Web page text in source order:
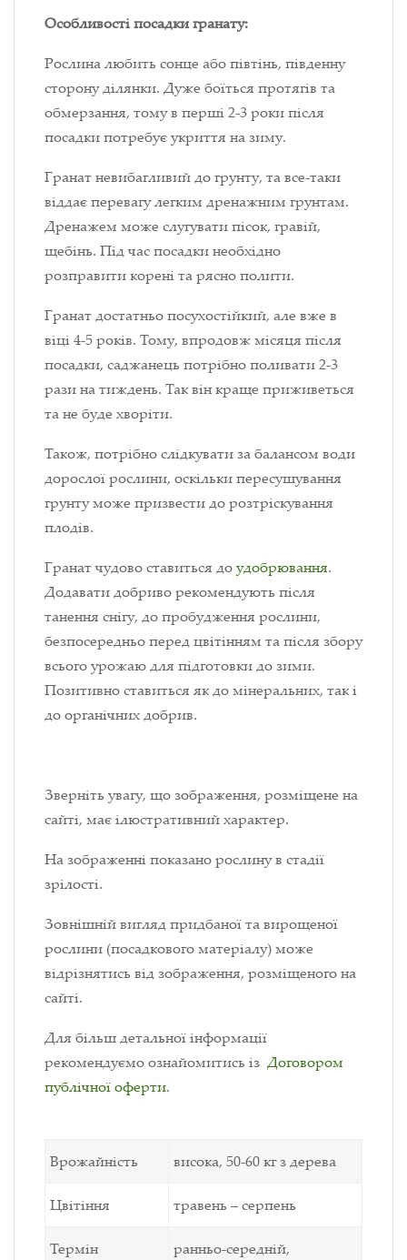
Особливості посадки гранату:
Рослина любить сонце або півтінь, південну
сторону ділянки. Дуже боїться протягів та
обмерзання, тому в перші 2-3 роки після
посадки потребує укриття на зиму.
Гранат невибагливий до грунту, та все-таки
віддає перевагу легким дренажним грунтам.
Дренажем може слугувати пісок, гравій,
щебінь. Під час посадки необхідно
розправити корені та рясно полити.
Гранат достатньо посухостійкий, але вже в
віці 4-5 років. Тому, впродовж місяця після
посадки, саджанець потрібно поливати 2-3
рази на тиждень. Так він краще приживеться
та не буде хворіти.
Також, потрібно слідкувати за балансом води
дорослої рослини, оскільки пересушування
грунту може призвести до розтріскування
плодів.
Гранат чудово ставиться доудобрювання.
Додавати добриво рекомендують після
танення снігу, до пробудження рослини,
безпосередньо перед цвітінням та після збору
всього урожаю для підготовки до зими.
Позитивно ставиться як до мінеральних, так і
до органічних добрив.
Зверніть увагу, що зображення, розміщене на
сайті, має ілюстративний характер.
На зображенні показано рослину в стадії
зрілості.
Зовнішній вигляд придбаної та вирощеної
рослини (посадкового матеріалу) може
відрізнятись від зображення, розміщеного на
сайті.
Для більш детальної інформації
рекомендуємо ознайомитись із Договором
публічної оферти.
Врожайність висока, 50-60 кг з дерева
Цвітіння травень – серпень
Термін
ранньо-середній,